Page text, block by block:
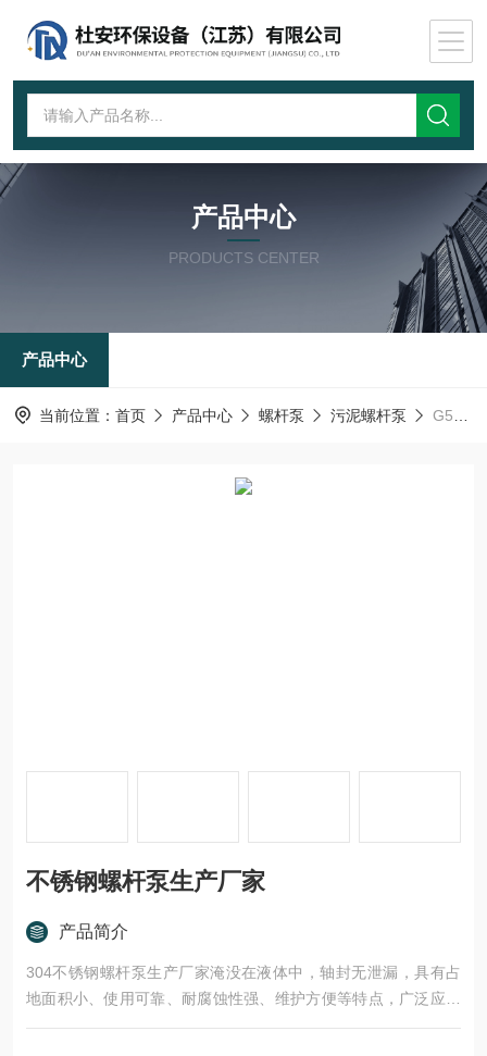
产品中心
PRODUCTS CENTER
产品中心
当前位置： 首页 产品中心 螺杆泵 污泥螺杆泵 G50-1不锈钢螺杆泵生产厂家
不锈钢螺杆泵生产厂家
产品简介
304不锈钢螺杆泵生产厂家淹没在液体中，轴封无泄漏，具有占
地面积小、使用可靠、耐腐蚀性强、维护方便等特点，广泛应用
于化工、制药、造纸、石油等工业部门。